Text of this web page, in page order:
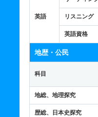
英語 リスニング
英語資格
地歴・公民
科目
地総、地理探究
歴総、日本史探究